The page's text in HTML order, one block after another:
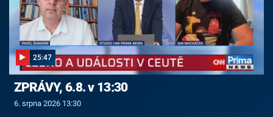
25:47
ZPRÁVY, 6.8. v 13:30
6. srpna 2026 13:30